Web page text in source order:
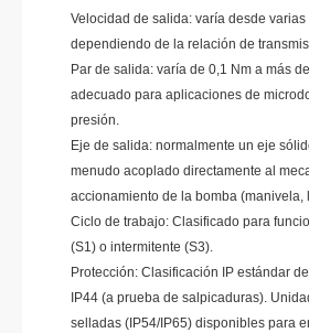
Velocidad de salida: varía desde
dependiendo de la relación de
Par de salida: varía de 0,1 Nm a más
adecuado para aplicaciones de
presión.
Eje de salida: normalmente un eje
menudo acoplado directamente al
accionamiento de la bomba (manivela,
Ciclo de trabajo: Clasificado para
(S1) o intermitente (S3).
Protección: Clasificación IP estándar
IP44 (a prueba de salpicaduras).
selladas (IP54/IP65) disponibles para